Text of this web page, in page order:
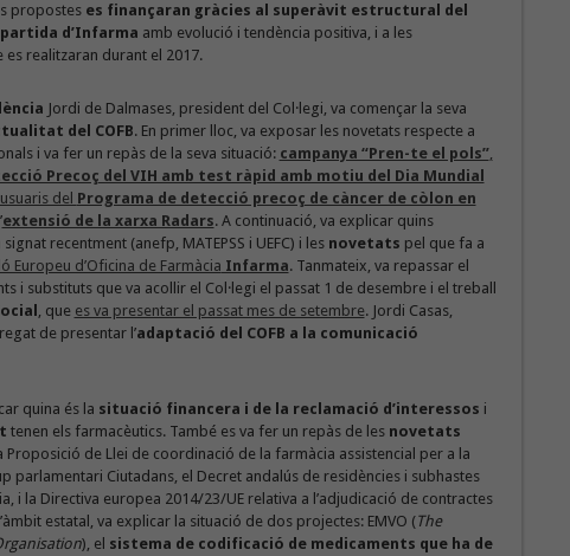
propostes es finançaran gràcies al superàvit estructural del
d’Infarma amb evolució i tendència positiva, i a les
es realitzaran durant el 2017.
Jordi de Dalmases, president del Col·legi, va començar la seva
del COFB. En primer lloc, va exposar les novetats respecte a
i va fer un repàs de la seva situació: campanya “Pren-te el pols”,
Precoç del VIH amb test ràpid amb motiu del Dia Mundial
del Programa de detecció precoç de càncer de còlon en
extensió de la xarxa Radars. A continuació, va explicar quins
signat recentment (anefp, MATEPSS i UEFC) i les novetats pel que fa a
Europeu d’Oficina de Farmàcia Infarma. Tanmateix, va repassar el
i substituts que va acollir el Col·legi el passat 1 de desembre i el treball
, que es va presentar el passat mes de setembre. Jordi Casas,
de presentar l’adaptació del COFB a la comunicació
quina és la situació financera i de la reclamació d’interessos i
tenen els farmacèutics. També es va fer un repàs de les novetats
Proposició de Llei de coordinació de la farmàcia assistencial per a la
parlamentari Ciutadans, el Decret andalús de residències i subhastes
i la Directiva europea 2014/23/UE relativa a l’adjudicació de contractes
estatal, va explicar la situació de dos projectes: EMVO (The
), el sistema de codificació de medicaments que ha de